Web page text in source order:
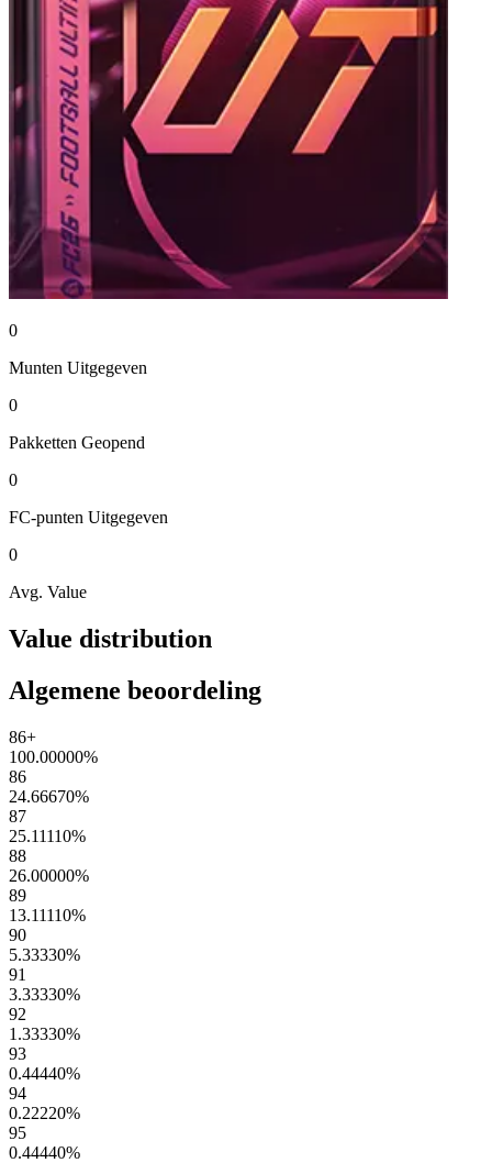
0
Munten Uitgegeven
0
Pakketten Geopend
0
FC-punten Uitgegeven
0
Avg. Value
Value distribution
Algemene beoordeling
86+
100.00000%
86
24.66670%
87
25.11110%
88
26.00000%
89
13.11110%
90
5.33330%
91
3.33330%
92
1.33330%
93
0.44440%
94
0.22220%
95
0.44440%